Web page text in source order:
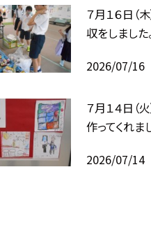
７月１６日（
収をしました
2026/07/16
７月１４日（
作ってくれま
2026/07/14